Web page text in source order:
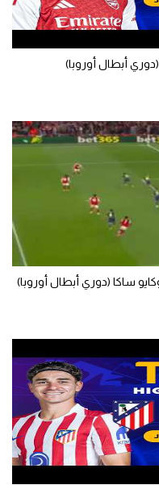
ساكا (دوري أبطال أوروبا)